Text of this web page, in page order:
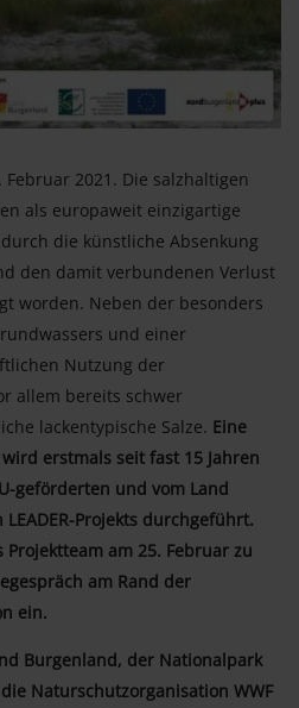
2021. Die salzhaltigen
als europaweit einzigartige
die künstliche Absenkung
den damit verbundenen Verlust
worden. Neben der besonders
und einer
Nutzung der
allem bereits schwer
lackentypische Salze. Eine
erstmals seit fast 15 Jahren
geförderten und vom Land
Projekts durchgeführt.
am 25. Februar zu
am Rand der
ein.
Burgenland, der Nationalpark
Naturschutzorganisation WWF